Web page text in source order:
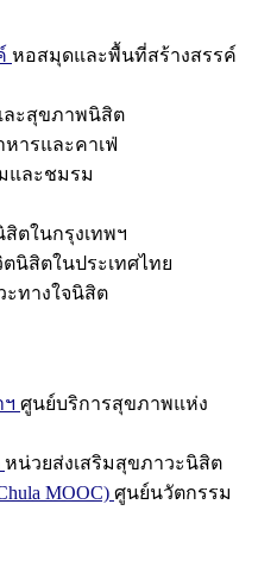
หอสมุดและพื้นที่สร้างสรรค์
ละสุขภาพนิสิต
หารและคาเฟ่
และชมรม
ตในกรุงเทพฯ
นิสิตในประเทศไทย
ะทางใจนิสิต
ศูนย์บริการสุขภาพแห่ง
หน่วยส่งเสริมสุขภาวะนิสิต
MOOC) ศูนย์นวัตกรรม